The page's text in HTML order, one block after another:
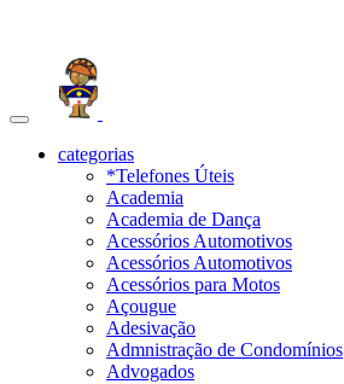
Toggle
navigationcategorias
*Telefones Úteis
Academia
Academia de Dança
Acessórios Automotivos
Acessórios Automotivos
Acessórios para Motos
Açougue
Adesivação
Admnistração de Condomínios
Advogados